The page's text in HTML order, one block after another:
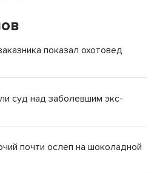
показал охотовед
суд над заболевшим экс-
почти ослеп на шоколадной